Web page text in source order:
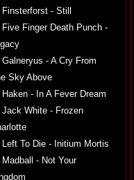
Finsterforst - Still
Five Finger Death Punch -
Galneryus - A Cry From
Sky Above
Haken - In A Fever Dream
Jack White - Frozen
Left To Die - Initium Mortis
Madball - Not Your